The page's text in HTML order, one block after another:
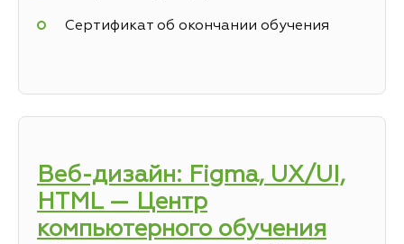
Сертификат об окончании обучения
Веб-дизайн: Figma, UX/UI,
HTML — Центр
компьютерного обучения